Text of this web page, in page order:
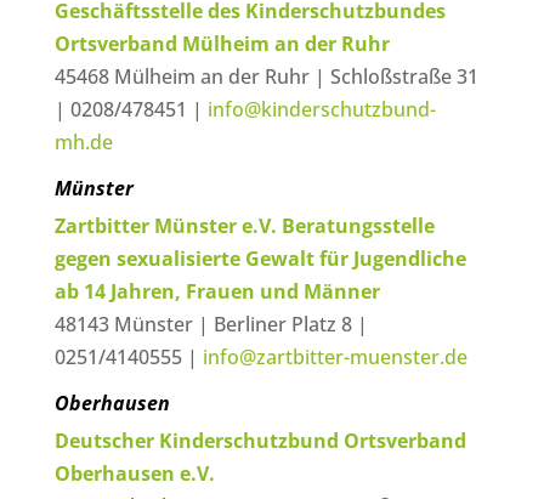
Geschäftsstelle des Kinderschutzbundes
Ortsverband Mülheim an der Ruhr
45468 Mülheim an der Ruhr | Schloßstraße 31
| 0208/478451 | info@kinderschutzbund-
mh.de
Münster
Zartbitter Münster e.V. Beratungsstelle
gegen sexualisierte Gewalt für Jugendliche
ab 14 Jahren, Frauen und Männer
48143 Münster | Berliner Platz 8 |
0251/4140555 | info@zartbitter-muenster.de
Oberhausen
Deutscher Kinderschutzbund Ortsverband
Oberhausen e.V.